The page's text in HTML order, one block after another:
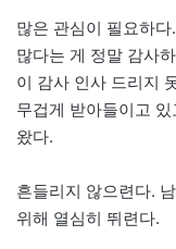
많은 관심이 필요하
많다는 게 정말 감사
이 감사 인사 드리지
무겁게 받아들이고
왔다.
흔들리지 않으련다.
위해 열심히 뛰련다.